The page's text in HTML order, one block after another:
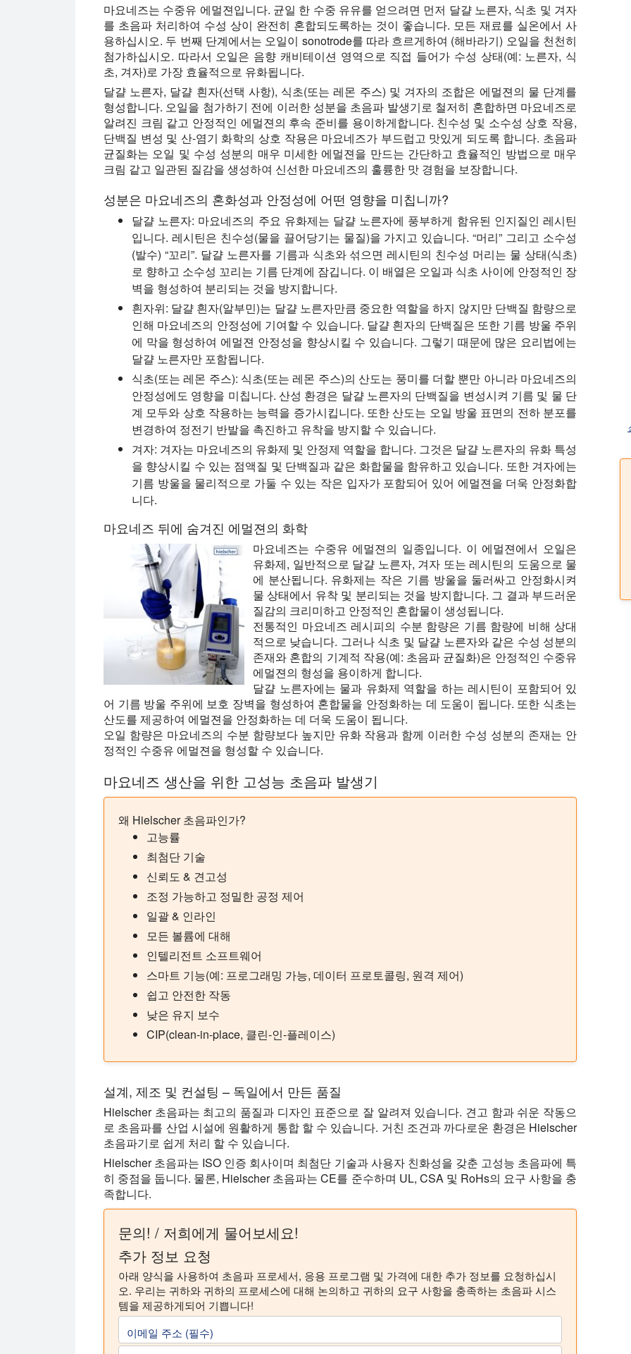
마요네즈는 수중유 에멀젼입니다. 균일 한 수중 유유를 얻으려면 먼저 달걀 노른자, 식초 및 겨자
를 초음파 처리하여 수성 상이 완전히 혼합되도록하는 것이 좋습니다. 모든 재료를 실온에서 사
용하십시오. 두 번째 단계에서는 오일이 sonotrode를 따라 흐르게하여 (해바라기) 오일을 천천히
첨가하십시오. 따라서 오일은 음향 캐비테이션 영역으로 직접 들어가 수성 상태(예: 노른자, 식
초, 겨자)로 가장 효율적으로 유화됩니다.
달걀 노른자, 달걀 흰자(선택 사항), 식초(또는 레몬 주스) 및 겨자의 조합은 에멀젼의 물 단계를
형성합니다. 오일을 첨가하기 전에 이러한 성분을 초음파 발생기로 철저히 혼합하면 마요네즈로
알려진 크림 같고 안정적인 에멀젼의 후속 준비를 용이하게합니다. 친수성 및 소수성 상호 작용,
단백질 변성 및 산-염기 화학의 상호 작용은 마요네즈가 부드럽고 맛있게 되도록 합니다. 초음파
균질화는 오일 및 수성 성분의 매우 미세한 에멀젼을 만드는 간단하고 효율적인 방법으로 매우
크림 같고 일관된 질감을 생성하여 신선한 마요네즈의 훌륭한 맛 경험을 보장합니다.
성분은 마요네즈의 혼화성과 안정성에 어떤 영향을 미칩니까?
달걀 노른자: 마요네즈의 주요 유화제는 달걀 노른자에 풍부하게 함유된 인지질인 레시틴
입니다. 레시틴은 친수성(물을 끌어당기는 물질)을 가지고 있습니다. “머리” 그리고 소수성
(발수) “꼬리”. 달걀 노른자를 기름과 식초와 섞으면 레시틴의 친수성 머리는 물 상태(식초)
로 향하고 소수성 꼬리는 기름 단계에 잠깁니다. 이 배열은 오일과 식초 사이에 안정적인 장
벽을 형성하여 분리되는 것을 방지합니다.
흰자위: 달걀 흰자(알부민)는 달걀 노른자만큼 중요한 역할을 하지 않지만 단백질 함량으로
인해 마요네즈의 안정성에 기여할 수 있습니다. 달걀 흰자의 단백질은 또한 기름 방울 주위
에 막을 형성하여 에멀젼 안정성을 향상시킬 수 있습니다. 그렇기 때문에 많은 요리법에는
달걀 노른자만 포함됩니다.
식초(또는 레몬 주스): 식초(또는 레몬 주스)의 산도는 풍미를 더할 뿐만 아니라 마요네즈의
안정성에도 영향을 미칩니다. 산성 환경은 달걀 노른자의 단백질을 변성시켜 기름 및 물 단
계 모두와 상호 작용하는 능력을 증가시킵니다. 또한 산도는 오일 방울 표면의 전하 분포를
변경하여 정전기 반발을 촉진하고 유착을 방지할 수 있습니다.
겨자: 겨자는 마요네즈의 유화제 및 안정제 역할을 합니다. 그것은 달걀 노른자의 유화 특성
을 향상시킬 수 있는 점액질 및 단백질과 같은 화합물을 함유하고 있습니다. 또한 겨자에는
기름 방울을 물리적으로 가둘 수 있는 작은 입자가 포함되어 있어 에멀젼을 더욱 안정화합
니다.
마요네즈 뒤에 숨겨진 에멀젼의 화학
마요네즈는 수중유 에멀젼의 일종입니다. 이 에멀젼에서 오일은
유화제, 일반적으로 달걀 노른자, 겨자 또는 레시틴의 도움으로 물
에 분산됩니다. 유화제는 작은 기름 방울을 둘러싸고 안정화시켜
물 상태에서 유착 및 분리되는 것을 방지합니다. 그 결과 부드러운
질감의 크리미하고 안정적인 혼합물이 생성됩니다.
전통적인 마요네즈 레시피의 수분 함량은 기름 함량에 비해 상대
적으로 낮습니다. 그러나 식초 및 달걀 노른자와 같은 수성 성분의
존재와 혼합의 기계적 작용(예: 초음파 균질화)은 안정적인 수중유
에멀젼의 형성을 용이하게 합니다.
달걀 노른자에는 물과 유화제 역할을 하는 레시틴이 포함되어 있
어 기름 방울 주위에 보호 장벽을 형성하여 혼합물을 안정화하는 데 도움이 됩니다. 또한 식초는
산도를 제공하여 에멀젼을 안정화하는 데 더욱 도움이 됩니다.
오일 함량은 마요네즈의 수분 함량보다 높지만 유화 작용과 함께 이러한 수성 성분의 존재는 안
정적인 수중유 에멀젼을 형성할 수 있습니다.
마요네즈 생산을 위한 고성능 초음파 발생기
왜 Hielscher 초음파인가?
고능률
최첨단 기술
신뢰도 & 견고성
조정 가능하고 정밀한 공정 제어
일괄 & 인라인
모든 볼륨에 대해
인텔리전트 소프트웨어
스마트 기능(예: 프로그래밍 가능, 데이터 프로토콜링, 원격 제어)
쉽고 안전한 작동
낮은 유지 보수
CIP(clean-in-place, 클린-인-플레이스)
설계, 제조 및 컨설팅 – 독일에서 만든 품질
Hielscher 초음파는 최고의 품질과 디자인 표준으로 잘 알려져 있습니다. 견고 함과 쉬운 작동으
로 초음파를 산업 시설에 원활하게 통합 할 수 있습니다. 거친 조건과 까다로운 환경은 Hielscher
초음파기로 쉽게 처리 할 수 있습니다.
Hielscher 초음파는 ISO 인증 회사이며 최첨단 기술과 사용자 친화성을 갖춘 고성능 초음파에 특
히 중점을 둡니다. 물론, Hielscher 초음파는 CE를 준수하며 UL, CSA 및 RoHs의 요구 사항을 충
족합니다.
문의! / 저희에게 물어보세요!
추가 정보 요청
아래 양식을 사용하여 초음파 프로세서, 응용 프로그램 및 가격에 대한 추가 정보를 요청하십시
오. 우리는 귀하와 귀하의 프로세스에 대해 논의하고 귀하의 요구 사항을 충족하는 초음파 시스
템을 제공하게되어 기쁩니다!
이메일 주소 (필수)